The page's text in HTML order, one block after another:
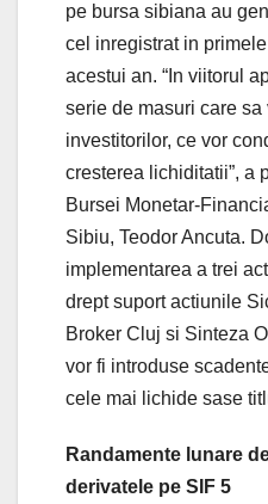
pe bursa sibiana au
cel inregistrat in
acestui an. “In viitorul
serie de masuri care sa
investitorilor, ce vor
cresterea lichiditatii”, a
Bursei Monetar-
Sibiu, Teodor Ancuta.
implementarea a trei
drept suport actiunile
Broker Cluj si Sinteza
vor fi introduse
cele mai lichide sase
Randamente lunare
derivatele pe SIF 5